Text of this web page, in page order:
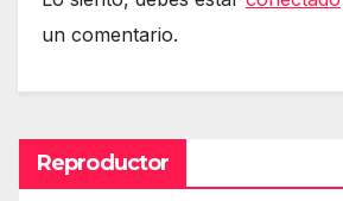
un comentario.
Reproductor